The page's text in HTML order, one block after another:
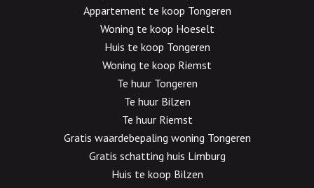
Appartement te koop Tongeren
Woning te koop Hoeselt
Huis te koop Tongeren
Woning te koop Riemst
Te huur Tongeren
Te huur Bilzen
Te huur Riemst
Gratis waardebepaling woning Tongeren
Gratis schatting huis Limburg
Huis te koop Bilzen